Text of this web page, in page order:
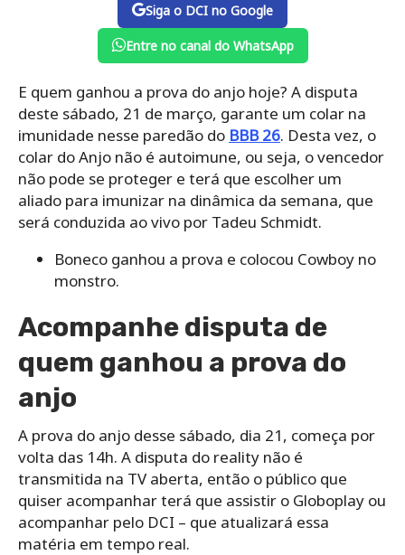
Siga o DCI no Google
Entre no canal do WhatsApp
E quem ganhou a prova do anjo hoje? A disputa
deste sábado, 21 de março, garante um colar na
imunidade nesse paredão do BBB 26. Desta vez, o
colar do Anjo não é autoimune, ou seja, o vencedor
não pode se proteger e terá que escolher um
aliado para imunizar na dinâmica da semana, que
será conduzida ao vivo por Tadeu Schmidt.
Boneco ganhou a prova e colocou Cowboy no
monstro.
Acompanhe disputa de
quem ganhou a prova do
anjo
A prova do anjo desse sábado, dia 21, começa por
volta das 14h. A disputa do reality não é
transmitida na TV aberta, então o público que
quiser acompanhar terá que assistir o Globoplay ou
acompanhar pelo DCI – que atualizará essa
matéria em tempo real.